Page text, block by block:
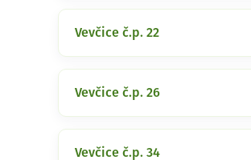
Vevčice č.p. 22
Vevčice č.p. 26
Vevčice č.p. 34